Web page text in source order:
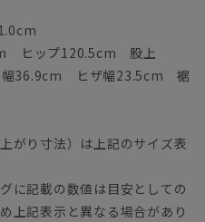
ヒップ120.5cm 股上
36.9cm ヒザ幅23.5cm 裾
がり寸法）は上記のサイズ表
に記載の数値は目安としての
上記表示と異なる場合があり